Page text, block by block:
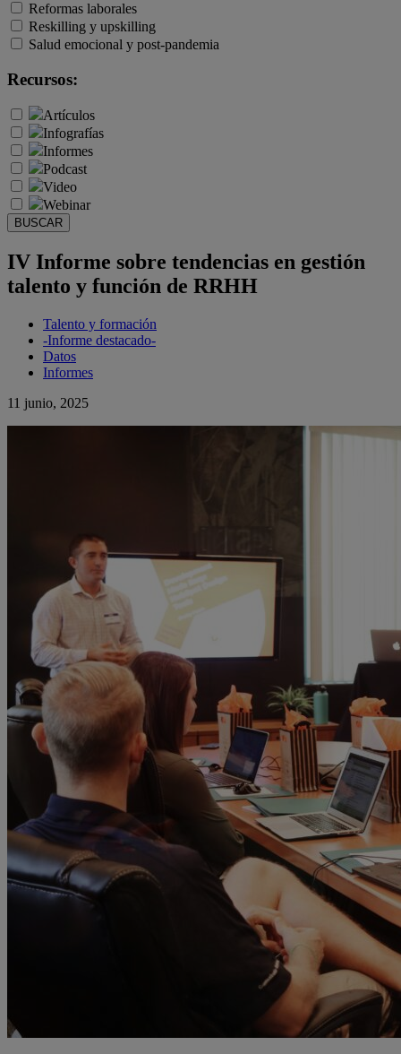
Reformas laborales
Reskilling y upskilling
Salud emocional y post-pandemia
Recursos:
Artículos
Infografías
Informes
Podcast
Video
Webinar
BUSCAR
IV Informe sobre tendencias en gestión
talento y función de RRHH
Talento y formación
-Informe destacado-
Datos
Informes
11 junio, 2025